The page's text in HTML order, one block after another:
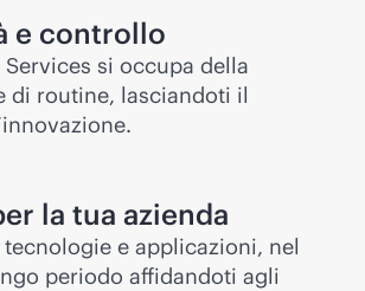
e controllo
Services si occupa della
di routine, lasciandoti il
la tua azienda
e applicazioni, nel
periodo affidandoti agli